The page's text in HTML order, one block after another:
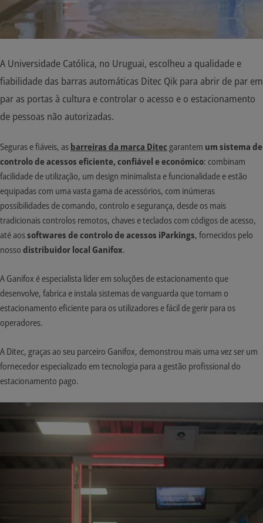
A Universidade Católica, no Uruguai, escolheu a qualidade e
fiabilidade das barras automáticas Ditec Qik para abrir de par em
par as portas à cultura e controlar o acesso e o estacionamento
de pessoas não autorizadas.
Seguras e fiáveis, as barreiras da marca Ditec garantem um sistema de
controlo de acessos eficiente, confiável e económico: combinam
facilidade de utilização, um design minimalista e funcionalidade e estão
equipadas com uma vasta gama de acessórios, com inúmeras
possibilidades de comando, controlo e segurança, desde os mais
tradicionais controlos remotos, chaves e teclados com códigos de acesso,
até aossoftwares de controlo de acessos iParkings, fornecidos pelo
nosso distribuidor local Ganifox.
A Ganifox é especialista líder em soluções de estacionamento que
desenvolve, fabrica e instala sistemas de vanguarda que tornam o
estacionamento eficiente para os utilizadores e fácil de gerir para os
operadores.
A Ditec, graças ao seu parceiro Ganifox, demonstrou mais uma vez ser um
fornecedor especializado em tecnologia para a gestão profissional do
estacionamento pago.